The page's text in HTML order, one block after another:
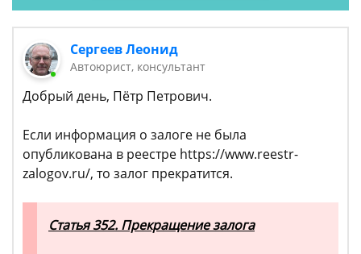
Сергеев Леонид
Автоюрист, консультант
Добрый день, Пётр Петрович.
Если информация о залоге не была
опубликована в реестре https://www.reestr-
zalogov.ru/, то залог прекратится.
Статья 352. Прекращение залога